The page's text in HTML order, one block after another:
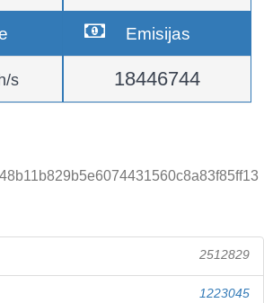
s
Emisijas
18446744
2512829
1223045